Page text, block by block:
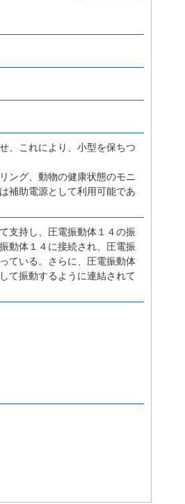
、これにより、小型を保ちつ
ング、動物の健康状態のモニ
補助電源として利用可能であ
支持し、圧電振動体１４の振
動体１４に接続され、圧電振
ている。さらに、圧電振動体
て振動するように連結されて